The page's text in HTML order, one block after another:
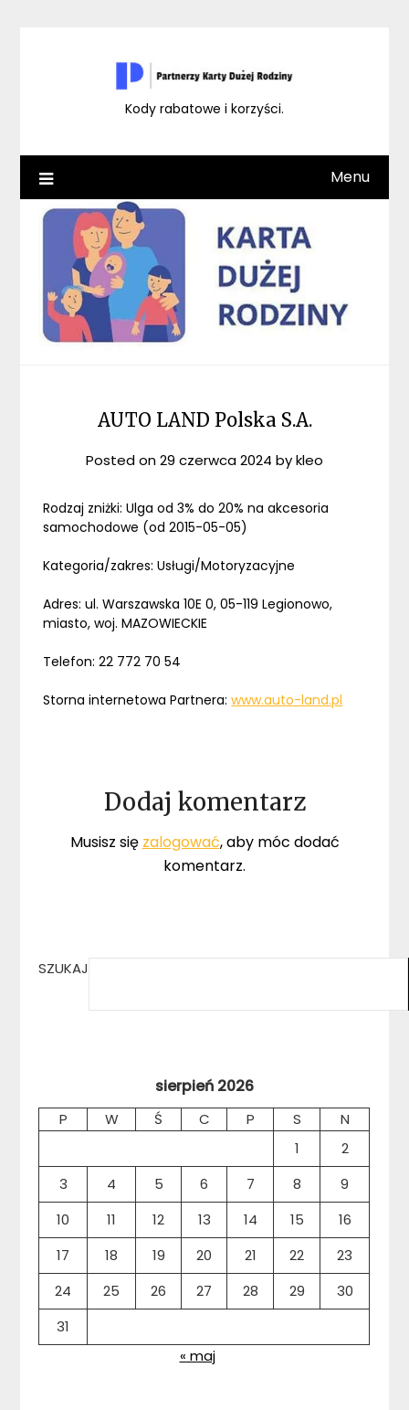
Kody rabatowe i korzyści.
Menu
AUTO LAND Polska S.A.
Posted on29 czerwca 2024 bykleo
Rodzaj zniżki: Ulga od 3% do 20% na akcesoria
samochodowe (od 2015-05-05)
Kategoria/zakres: Usługi/Motoryzacyjne
Adres: ul. Warszawska 10E 0, 05-119 Legionowo,
miasto, woj. MAZOWIECKIE
Telefon: 22 772 70 54
Storna internetowa Partnera:www.auto-land.pl
Dodaj komentarz
Musisz się zalogować, aby móc dodać
komentarz.
SZUKAJ
sierpień 2026
P W Ś C P S
N
1
2
3
4 5 6 7 8
9
10
11 12 13 14 15
16
17
18 19 20 21 22
23
24
25 26 27 28 29
30
31
« maj